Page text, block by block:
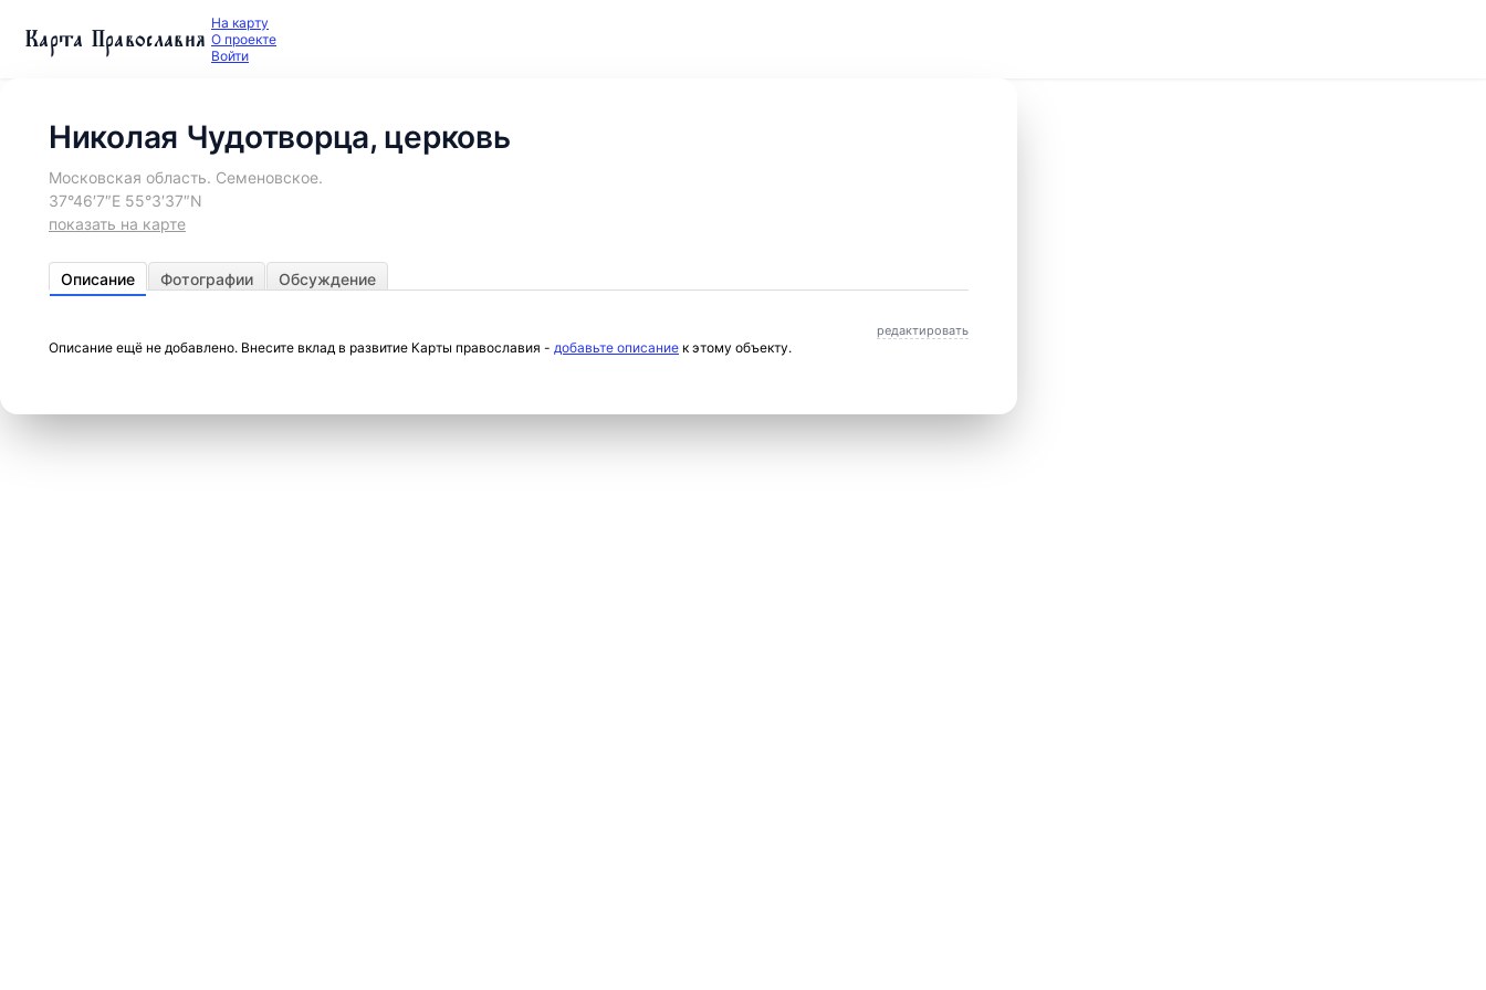
Карта Православия На карту
О проекте
Войти
Николая Чудотворца, церковь
Московская область. Семеновское.
37°46′7″E 55°3′37″N
показать на карте
Описание Фотографии Обсуждение
редактировать
Описание ещё не добавлено. Внесите вклад в развитие Карты православия - добавьте описание к этому объекту.